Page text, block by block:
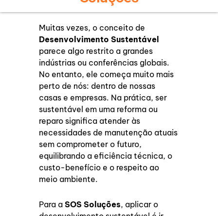
Muitas vezes, o conceito de
Desenvolvimento Sustentável
parece algo restrito a grandes
indústrias ou conferências globais.
No entanto, ele começa muito mais
perto de nós: dentro de nossas
casas e empresas. Na prática, ser
sustentável em uma reforma ou
reparo significa atender às
necessidades de manutenção atuais
sem comprometer o futuro,
equilibrando a eficiência técnica, o
custo-benefício e o respeito ao
meio ambiente.
Para aSOS Soluções, aplicar o